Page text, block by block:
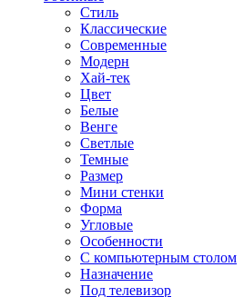
Стиль
Классические
Современные
Модерн
Хай-тек
Цвет
Белые
Венге
Светлые
Темные
Размер
Мини стенки
Форма
Угловые
Особенности
С компьютерным столом
Назначение
Под телевизор